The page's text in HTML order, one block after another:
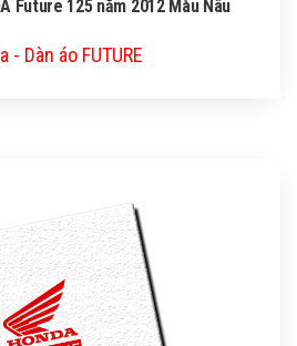
Future 125 năm 2012 Màu Nâu
Dàn áo FUTURE